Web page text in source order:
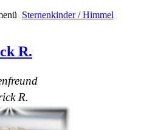
Sternenkinder / Himmel
R.
R.